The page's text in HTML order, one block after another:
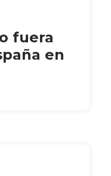
fuera
en